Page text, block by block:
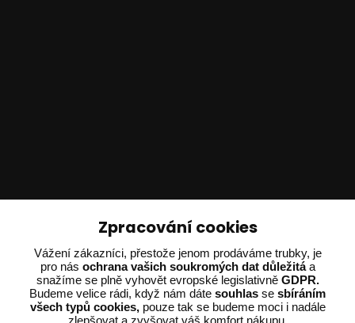
Ing. Adam Dvořák
+420 602 234 254
(Po-Pá 8:00 - 15:00)
potrebujiporadit@dvorak-karlik.cz
Zpracování cookies
Vážení zákazníci, přestože jenom prodáváme trubky, je
pro nás ochrana vašich soukromých dat důležitáa
snažíme se plně vyhovět evropské legislativně GDPR.
Budeme velice rádi, když nám dáte souhlas se sbíráním
všech typů cookies,pouze tak se budeme moci i nadále
zlepšovat a zvyšovat váš komfort nákupu.